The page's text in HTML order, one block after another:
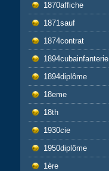
1870affiche
1871sauf
1874contrat
1894cubainfanterie
1894diplôme
18eme
18th
1930cie
1950diplôme
1ère